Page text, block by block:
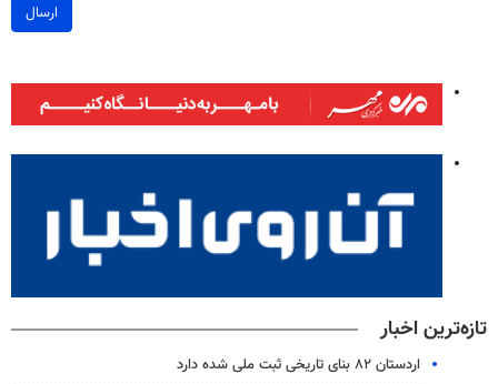
ارسال
تازه‌ترین اخبار
اردستان ۸۲ بنای تاریخی ثبت ملی شده دارد